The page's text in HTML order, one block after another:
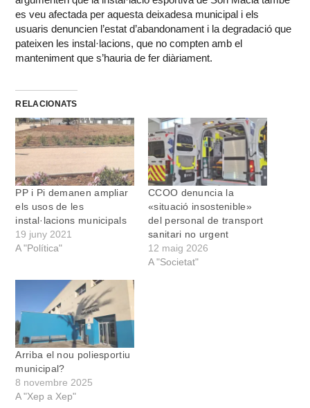
es veu afectada per aquesta deixadesa municipal i els
usuaris denuncien l’estat d’abandonament i la degradació que
pateixen les instal·lacions, que no compten amb el
manteniment que s’hauria de fer diàriament.
RELACIONATS
PP i Pi demanen ampliar
els usos de les
instal·lacions municipals
19 juny 2021
A "Política"
CCOO denuncia la
«situació insostenible»
del personal de transport
sanitari no urgent
12 maig 2026
A "Societat"
Arriba el nou poliesportiu
municipal?
8 novembre 2025
A "Xep a Xep"